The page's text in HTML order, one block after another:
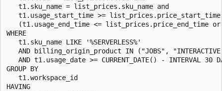
   t1.sku_name = list_prices.sku_name and
t1.usage_start_time >= list_prices.price_start_time
(t1.usage_end_time <= list_prices.price_end_time
WHERE
   t1.sku_name LIKE '%SERVERLESS%'
AND billing_origin_product IN ("JOBS",
AND t1.usage_date >= CURRENT_DATE() - INTERVAL 30
GROUP BY
   t1.workspace_id
HAVING